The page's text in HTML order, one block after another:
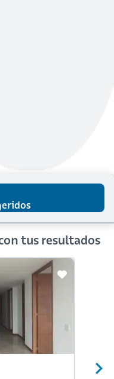
tus resultados